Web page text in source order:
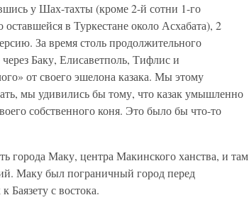
у Шах-тахты (кроме 2-й сотни 1-го
в Туркестане около Асхабата), 2
За время столь продолжительного
Баку, Елисаветполь, Тифлис и
от своего эшелона казака. Мы этому
мы удивились бы тому, что казак умышленно
собственного коня. Это было бы что-то
города Маку, центра Макинского ханства, и там
Маку был пограничный город перед
Баязету с востока.